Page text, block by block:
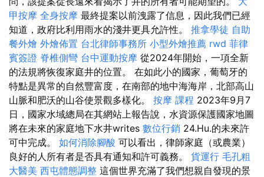
甲按摩 全身按摩 最終提案以前洩露了信息，因此我們已經
知道，政府比利用雨水的淺井更具允許性。 推拿學徒 自助
餐外燴 外燴佈置 台北律師事務所 小型外燴推薦 rwd 菲律
賓簽證 脊椎側彎 台中運動按摩 從2024年開始，一項全新
的法規將恢復家庭井的位置。 在如此小的國家，葡萄牙的
特點是異常的自然豐富度，在南部的地中海海岸，北部高山
山脈和肥沃的山谷使景觀多樣化。 按摩 課程 2023年9月7
日，國家水域總局在其網站上報告說，水資源保護國家地圖
將在未來的家庭地下水井writes 數位行銷 24.Hu.的未來許
可中完成。 如何消除腳酸 可以看出，律師家庭（或農業）
良好的人所有者是否具有通知和許可義務。 貨運行 毛孔粗
大醫美 西屯體態調整 這個世界充滿了我們想親自發現的景